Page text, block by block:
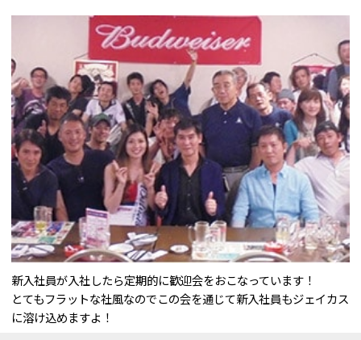
新入社員が入社したら定期的に歓迎会をおこなっています！
とてもフラットな社風なのでこの会を通じて新入社員もジェイカス
に溶け込めますよ！